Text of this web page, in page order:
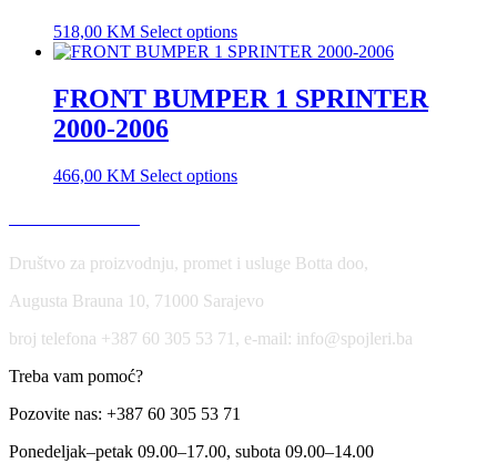
518,00 KM Select options
FRONT BUMPER 1 SPRINTER
2000-2006
466,00 KM Select options
Društvo za proizvodnju, promet i usluge Botta doo,
Augusta Brauna 10, 71000 Sarajevo
broj telefona +387 60 305 53 71, e-mail: info@spojleri.ba
Treba vam pomoć?
Pozovite nas: +387 60 305 53 71
Ponedeljak–petak 09.00–17.00, subota 09.00–14.00